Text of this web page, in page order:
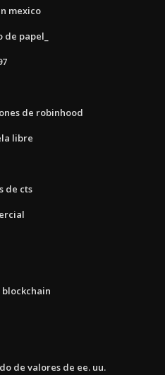
mexico
papel_
de robinhood
libre
de cts
de valores de ee. uu.